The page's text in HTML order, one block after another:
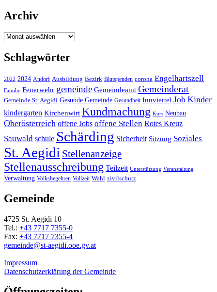
Archiv
Archiv
Schlagwörter
2022 2024 Andorf Ausbildung Bezirk Blutspenden corona Engelhartszell
Familie Feuerwehr gemeinde Gemeindeamt Gemeinderat
Gemeinde St. Aegidi Gesunde Gemeinde Gesundheit Innviertel Job Kinder
kindergarten Kirchenwirt Kundmachung Kurs Neubau
Oberösterreich offene Jobs offene Stellen Rotes Kreuz
Sauwald schule Schärding Sicherheit Sitzung Soziales
St. Aegidi Stellenanzeige
Stellenausschreibung Teilzeit Unterstützung Veranstaltung
Verwaltung Volksbegehren Vollzeit Wahl zivilschutz
Gemeinde
4725 St. Aegidi 10
Tel.: +43 7717 7355-0
Fax: +43 7717 7355-4
gemeinde@st-aegidi.ooe.gv.at
Impressum
Datenschutzerklärung der Gemeinde